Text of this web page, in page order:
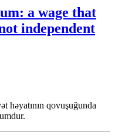
a wage that
independent
həyatının qovuşuğunda